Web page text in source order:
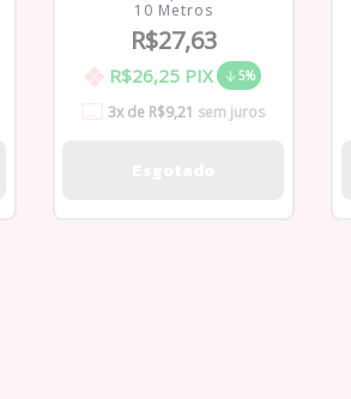
10 Metros
R$27,63
R$26,25 PIX 5%
3x de R$9,21 sem juros